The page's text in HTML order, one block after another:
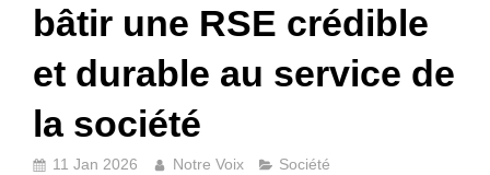
bâtir une RSE crédible
et durable au service de
la société
11 Jan 2026 Notre Voix Société